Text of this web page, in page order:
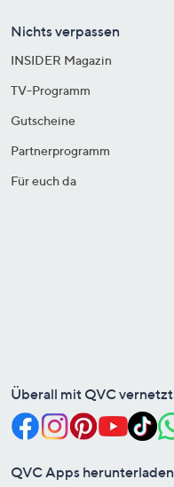
Nichts verpassen
INSIDER Magazin
TV-Programm
Gutscheine
Partnerprogramm
Für euch da
Überall mit QVC vernetzt
QVC Apps herunterladen